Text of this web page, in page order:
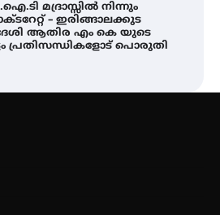
മദ്രാസ്സിൽ നിന്നും
– ഇരിങ്ങാലക്കുട
ആതിര എം കെ യുടെ
പ്രതിസന്ധികളോട് പൊരുതി